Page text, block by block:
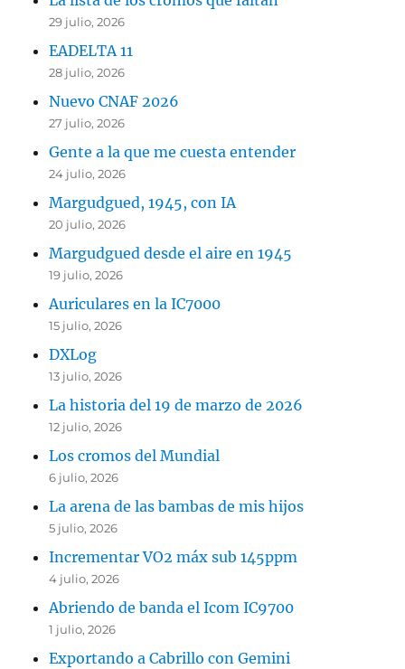
29 julio, 2026
EADELTA 11
28 julio, 2026
Nuevo CNAF 2026
27 julio, 2026
Gente a la que me cuesta entender
24 julio, 2026
Margudgued, 1945, con IA
20 julio, 2026
Margudgued desde el aire en 1945
19 julio, 2026
Auriculares en la IC7000
15 julio, 2026
DXLog
13 julio, 2026
La historia del 19 de marzo de 2026
12 julio, 2026
Los cromos del Mundial
6 julio, 2026
La arena de las bambas de mis hijos
5 julio, 2026
Incrementar VO2 máx sub 145ppm
4 julio, 2026
Abriendo de banda el Icom IC9700
1 julio, 2026
Exportando a Cabrillo con Gemini